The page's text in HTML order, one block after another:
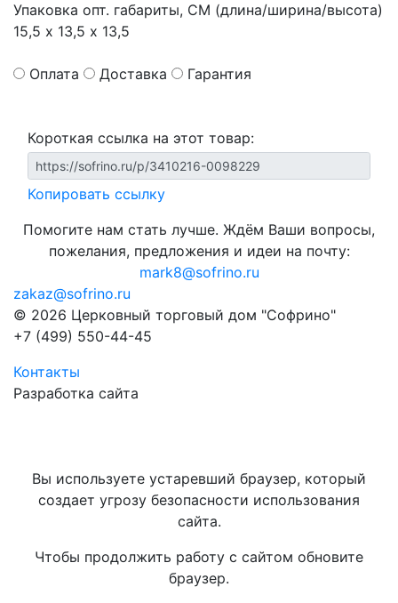
Упаковка опт. габариты, СМ (длина/ширина/высота)
15,5 х 13,5 х 13,5
Оплата Доставка Гарантия
Короткая ссылка на этот товар:
Копировать ссылку
Помогите нам стать лучше. Ждём Ваши вопросы,
пожелания, предложения и идеи на почту:
mark8@sofrino.ru
zakaz@sofrino.ru
© 2026 Церковный торговый дом "Софрино"
+7 (499) 550-44-45
Контакты
Разработка сайта
Вы используете устаревший браузер, который
создает угрозу безопасности использования
сайта.
Чтобы продолжить работу с сайтом обновите
браузер.